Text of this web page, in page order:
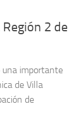
2 de
una importante
de Villa
de